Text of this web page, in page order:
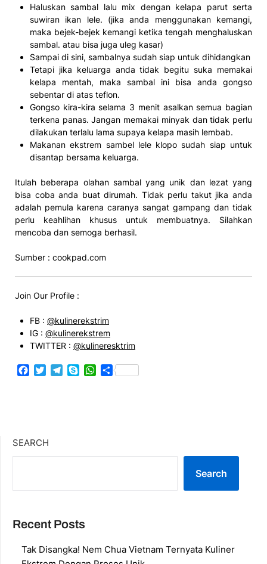
Haluskan sambal lalu mix dengan kelapa parut serta
suwiran ikan lele. (jika anda menggunakan kemangi,
maka bejek-bejek kemangi ketika tengah menghaluskan
sambal. atau bisa juga uleg kasar)
Sampai di sini, sambalnya sudah siap untuk dihidangkan
Tetapi jika keluarga anda tidak begitu suka memakai
kelapa mentah, maka sambal ini bisa anda gongso
sebentar di atas teflon.
Gongso kira-kira selama 3 menit asalkan semua bagian
terkena panas. Jangan memakai minyak dan tidak perlu
dilakukan terlalu lama supaya kelapa masih lembab.
Makanan ekstrem sambel lele klopo sudah siap untuk
disantap bersama keluarga.
Itulah beberapa olahan sambal yang unik dan lezat yang
bisa coba anda buat dirumah. Tidak perlu takut jika anda
adalah pemula karena caranya sangat gampang dan tidak
perlu keahlihan khusus untuk membuatnya. Silahkan
mencoba dan semoga berhasil.
Sumber : cookpad.com
Join Our Profile :
FB : @kulinerekstrim
IG : @kulinerekstrem
TWITTER : @kulineresktrim
Facebook
TwitterTelegram
SkypeWhatsApp
Share
SEARCH
Search
Recent Posts
Tak Disangka! Nem Chua Vietnam Ternyata Kuliner